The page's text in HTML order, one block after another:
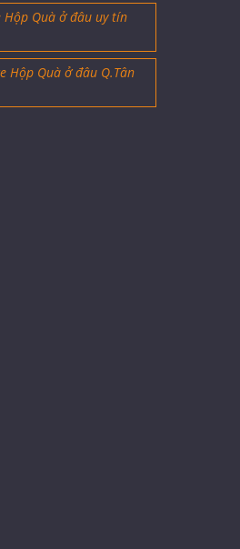
Hộp Quà ở đâu uy tín
Hộp Quà ở đâu Q.Tân